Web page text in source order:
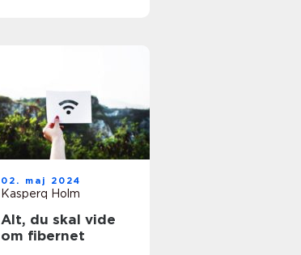
02. maj 2024
Kasperq Holm
Alt, du skal vide
om fibernet